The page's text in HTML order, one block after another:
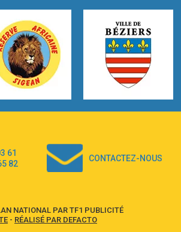
Gracie Abrams
I Knew It, I
Taylor Swift
How It Was
Heaven On
Hate that i
61
82
CONTACTEZ-NOUS
NATIONAL PAR TF1 PUBLICITÉ
- RÉALISÉ PAR DEFACTO